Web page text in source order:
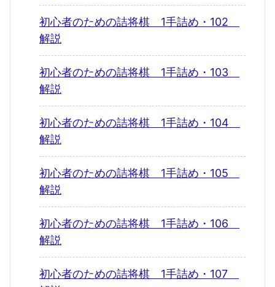
初心者のための詰将棋 1手詰め・102
解説
初心者のための詰将棋 1手詰め・103
解説
初心者のための詰将棋 1手詰め・104
解説
初心者のための詰将棋 1手詰め・105
解説
初心者のための詰将棋 1手詰め・106
解説
初心者のための詰将棋 1手詰め・107